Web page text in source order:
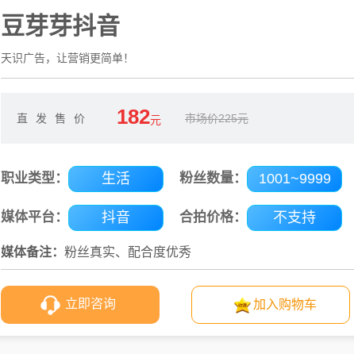
豆芽芽抖音
天识广告，让营销更简单！
直发售价 182元 市场价225元
职业类型： 生活 粉丝数量： 1001~9999
媒体平台： 抖音 合拍价格： 不支持
媒体备注： 粉丝真实、配合度优秀
立即咨询 加入购物车